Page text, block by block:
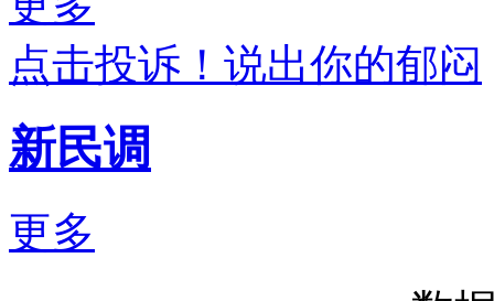
点击投诉！说出你的郁闷
新民调
更多